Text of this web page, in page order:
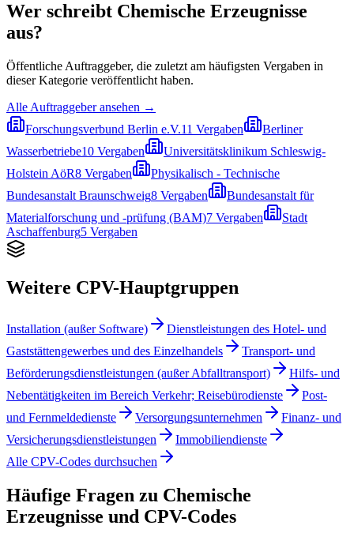
Wer schreibt Chemische Erzeugnisse
aus?
Öffentliche Auftraggeber, die zuletzt am häufigsten Vergaben in
dieser Kategorie veröffentlicht haben.
Alle Auftraggeber ansehen →
Forschungsverbund Berlin e.V.11 Vergaben
Berliner
Wasserbetriebe10 Vergaben
Universitätsklinikum Schleswig-
Holstein AöR8 Vergaben
Physikalisch - Technische
Bundesanstalt Braunschweig8 Vergaben
Bundesanstalt für
Materialforschung und -prüfung (BAM)7 Vergaben
Stadt
Aschaffenburg5 Vergaben
Weitere CPV-Hauptgruppen
Installation (außer Software)
Dienstleistungen des Hotel- und
Gaststättengewerbes und des Einzelhandels
Transport- und
Beförderungsdienstleistungen (außer Abfalltransport)
Hilfs- und
Nebentätigkeiten im Bereich Verkehr; Reisebürodienste
Post-
und Fernmeldedienste
Versorgungsunternehmen
Finanz- und
Versicherungsdienstleistungen
Immobiliendienste
Alle CPV-Codes durchsuchen
Häufige Fragen zu Chemische
Erzeugnisse und CPV-Codes